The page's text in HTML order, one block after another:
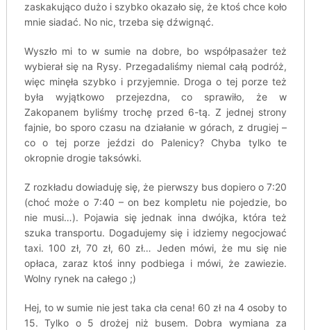
zaskakująco dużo i szybko okazało się, że ktoś chce koło
mnie siadać. No nic, trzeba się dźwignąć.
Wyszło mi to w sumie na dobre, bo współpasażer też
wybierał się na Rysy. Przegadaliśmy niemal całą podróż,
więc minęła szybko i przyjemnie. Droga o tej porze też
była wyjątkowo przejezdna, co sprawiło, że w
Zakopanem byliśmy trochę przed 6-tą. Z jednej strony
fajnie, bo sporo czasu na działanie w górach, z drugiej –
co o tej porze jeździ do Palenicy? Chyba tylko te
okropnie drogie taksówki.
Z rozkładu dowiaduję się, że pierwszy bus dopiero o 7:20
(choć może o 7:40 – on bez kompletu nie pojedzie, bo
nie musi…). Pojawia się jednak inna dwójka, która też
szuka transportu. Dogadujemy się i idziemy negocjować
taxi. 100 zł, 70 zł, 60 zł… Jeden mówi, że mu się nie
opłaca, zaraz ktoś inny podbiega i mówi, że zawiezie.
Wolny rynek na całego ;)
Hej, to w sumie nie jest taka cła cena! 60 zł na 4 osoby to
15. Tylko o 5 drożej niż busem. Dobra wymiana za